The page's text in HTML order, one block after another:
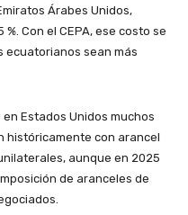
Árabes Unidos,
Con el CEPA, ese costo se
ecuatorianos sean más
Estados Unidos muchos
históricamente con arancel
aunque en 2025
de aranceles de